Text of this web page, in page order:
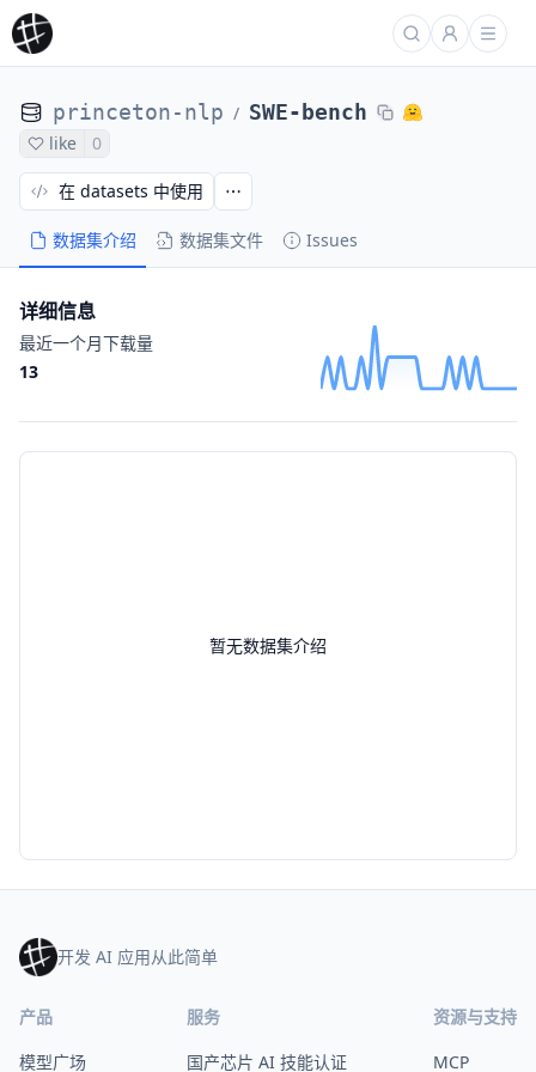
princeton-nlp / SWE-bench
like 0
数据集介绍 数据集文件 Issues
在 datasets 中使用
暂无数据集介绍
详细信息
最近一个月下载量
13
开发 AI 应用从此简单
产品
模型广场
服务
国产芯片 AI 技能认证
资源与支持
MCP